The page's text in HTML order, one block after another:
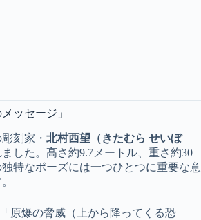
ッセージ」
刻家・ 北村西望（きたむら せいぼ
した。高さ約9.7メートル、重さ約30
独特なポーズには一つひとつに重要な意
「原爆の脅威（上から降ってくる恐